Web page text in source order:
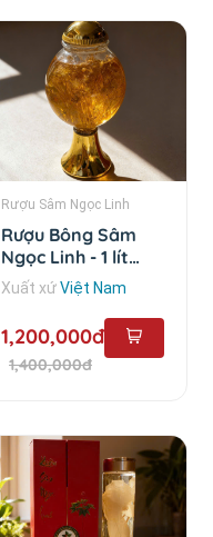
Rượu Sâm Ngọc Linh
Rượu Bông Sâm
Ngọc Linh - 1 lít
chai cao
Xuất xứViệt Nam
1,200,000đ
1,400,000đ